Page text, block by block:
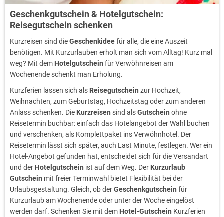
Geschenkgutschein & Hotelgutschein:
Reisegutschein schenken
Kurzreisen sind dieGeschenkideefür alle, die eine Auszeit
benötigen. Mit Kurzurlauben erholt man sich vom Alltag! Kurz mal
weg? Mit dem Hotelgutschein für Verwöhnreisen am
Wochenende schenkt man Erholung.
Kurzferien lassen sich als Reisegutschein zur Hochzeit,
Weihnachten, zum Geburtstag, Hochzeitstag oder zum anderen
Anlass schenken. Die Kurzreisen sind alsGutschein ohne
Reisetermin buchbar: einfach das Hotelangebot der Wahl buchen
und verschenken, als Komplettpaket ins Verwöhnhotel. Der
Reisetermin lässt sich später, auch Last Minute, festlegen. Wer ein
Hotel-Angebot gefunden hat, entscheidet sich für die Versandart
und der Hotelgutschein ist auf dem Weg. Der Kurzurlaub
Gutschein mit freier Terminwahl bietet Flexibilität bei der
Urlaubsgestaltung. Gleich, ob derGeschenkgutschein für
Kurzurlaub am Wochenende oder unter der Woche eingelöst
werden darf. Schenken Sie mit dem Hotel-Gutschein Kurzferien